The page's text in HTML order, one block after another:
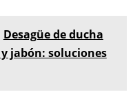
Desagüe de ducha
jabón: soluciones